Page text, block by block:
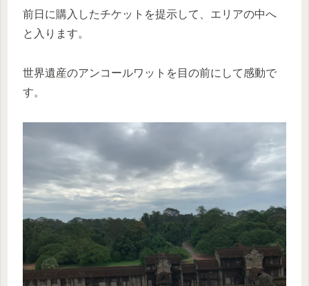
前日に購入したチケットを提示して、エリアの中へ
と入ります。
世界遺産のアンコールワットを目の前にして感動で
す。